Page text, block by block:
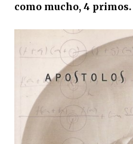
como mucho, 4 primos.